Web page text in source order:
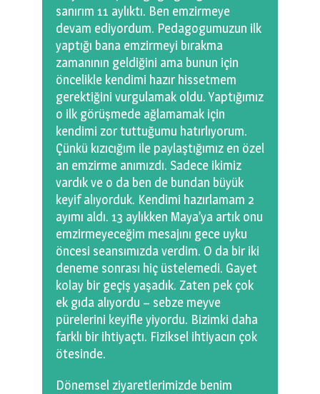
sanırım 11 aylıktı. Ben emzirmeye
devam ediyordum. Pedagogumuzun ilk
yaptığı bana emzirmeyi bırakma
zamanının geldiğini ama bunun için
öncelikle kendimi hazır hissetmem
gerektiğini vurgulamak oldu. Yaptığımız
o ilk görüşmede ağlamamak için
kendimi zor tuttuğumu hatırlıyorum.
Çünkü kızıcığım ile paylaştığımız en özel
an emzirme anımızdı. Sadece ikimiz
vardık ve o da ben de bundan büyük
keyif alıyorduk. Kendimi hazırlamam 2
ayımı aldı. 13 aylıkken Maya’ya artık onu
emzirmeyeceğim mesajını gece uyku
öncesi seansımızda verdim. O da bir iki
deneme sonrası hiç üstelemedi. Gayet
kolay bir geçiş yaşadık. Zaten pek çok
ek gıda alıyordu – sebze meyve
pürelerini keyifle yiyordu. Bizimki daha
farklı bir ihtiyaçtı. Fiziksel ihtiyacın çok
ötesinde.
Dönemsel ziyaretlerimizde benim